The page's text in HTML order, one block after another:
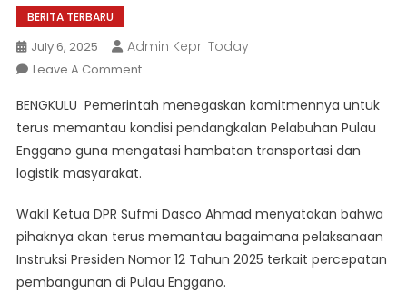
BERITA TERBARU
July 6, 2025 Admin Kepri Today
Leave A CommentOn
Tegaskan
Terus
Monitoring
Pendangkalan
Pulau
Enggano
BENGKULU  Pemerintah menegaskan komitmennya untuk
terus memantau kondisi pendangkalan Pelabuhan Pulau
Enggano guna mengatasi hambatan transportasi dan
logistik masyarakat.
Wakil Ketua DPR Sufmi Dasco Ahmad menyatakan bahwa
pihaknya akan terus memantau bagaimana pelaksanaan
Instruksi Presiden Nomor 12 Tahun 2025 terkait percepatan
pembangunan di Pulau Enggano.